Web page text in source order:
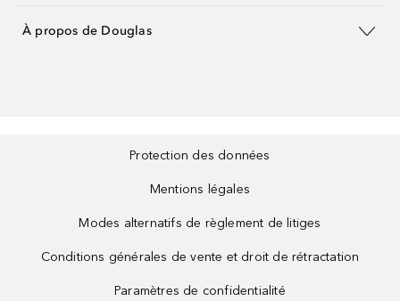
À propos de Douglas
Protection des données
Mentions légales
Modes alternatifs de règlement de litiges
Conditions générales de vente et droit de rétractation
Paramètres de confidentialité